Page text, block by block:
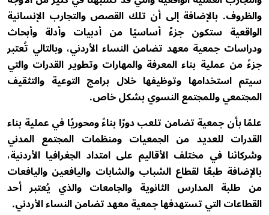
والظروف. بالإضافة إلى أن تلك القصص والتجارب الإنسانية
الواقعية ستكون جزءً أساسيًا من أدبيات وأدلة وأبحاث
ودراسات جمعية معهد تضامن النساء الأردني، وبالتالي تُعتبر
جزءً من عملية بناء المعرفة والمهارات وتطوير القدرات والتي
سيتم استخدامها وتوظيفها خلال برامج التوعية والتثقيف
المجتمعي وللمجتمع النسوي بشكل خاص.
علمًا بأن جمعية تضامن تلعب دورًا بناءً ومحوريًا في عملية بناء
القدرات للعديد من الجمعيات ومنظمات المجتمع المدني
وشركائنا في مختلف الأقاليم على امتداد الجغرافيا الأردنية،
بالإضافة طبعًا لقطاع الشباب والشابات واليافعين واليافعات
من طلبة المدارس الثانوية والجامعات والذي يُعتبر أحد
القطاعات التي تستهدفها جمعية معهد تضامن النساء الأردني.